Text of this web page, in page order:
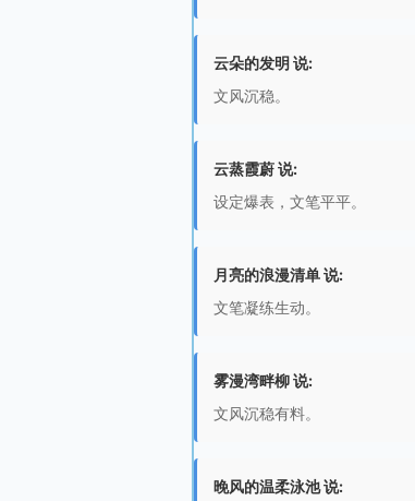
云朵的发明 说:
文风沉稳。
云蒸霞蔚 说:
设定爆表，文笔平平。
月亮的浪漫清单 说:
文笔凝练生动。
雾漫湾畔柳 说:
文风沉稳有料。
晚风的温柔泳池 说: